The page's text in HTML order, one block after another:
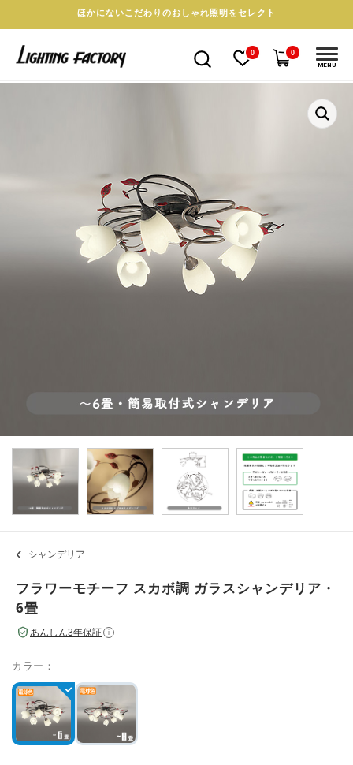
ほかにないこだわりのおしゃれ照明をセレクト
0 0
MENU
シャンデリア
フラワーモチーフ スカボ調 ガラスシャンデリア・
6畳
あんしん3年保証 i
カラー：